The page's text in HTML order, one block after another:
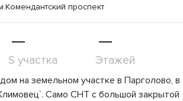
проспект
—
S участка
—
Этажей
на земельном участке в Парголово, в
Само СНТ с большой закрытой